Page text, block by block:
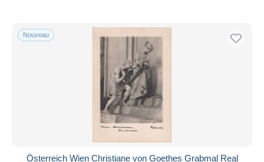
Nouveau
Österreich Wien Christiane von Goethes Grabmal Real